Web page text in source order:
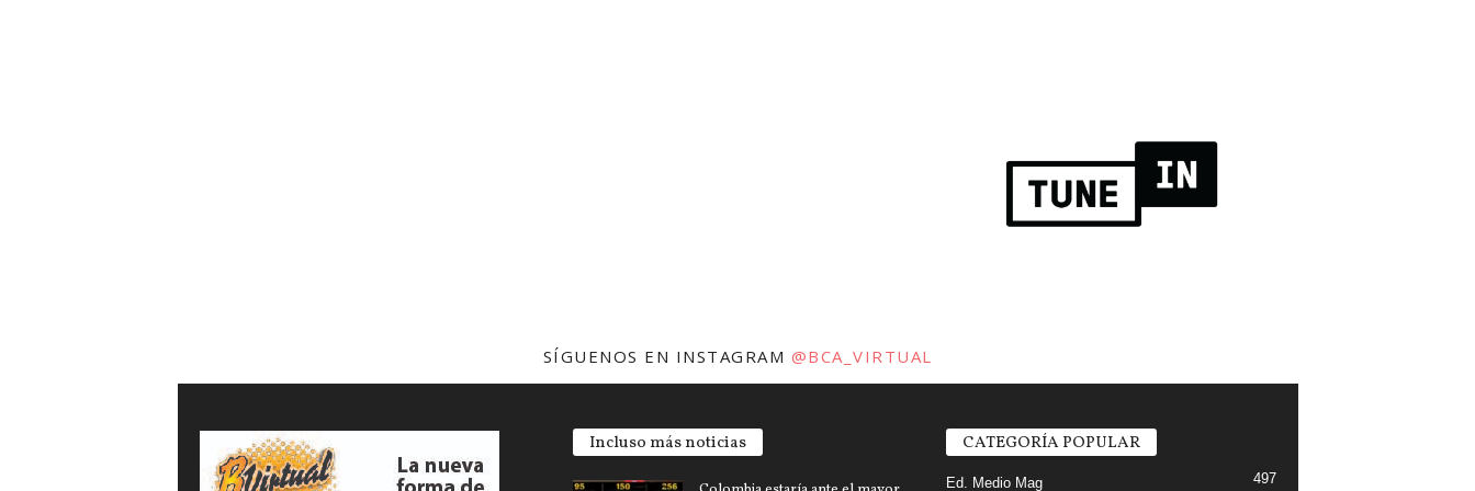
SÍGUENOS EN INSTAGRAM @BCA_VIRTUAL
Incluso más noticias CATEGORÍA POPULAR
Ed. Medio Mag 497